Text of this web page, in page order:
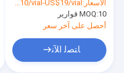
الاستخدامات لإعادة
التهيئة
الأسعار: US$10/vial-US$19/vial
MOQ:10 قوارير
أحصل على آخر سعر
ﺎﺘﺼﻟ ﺍﻶﻧ